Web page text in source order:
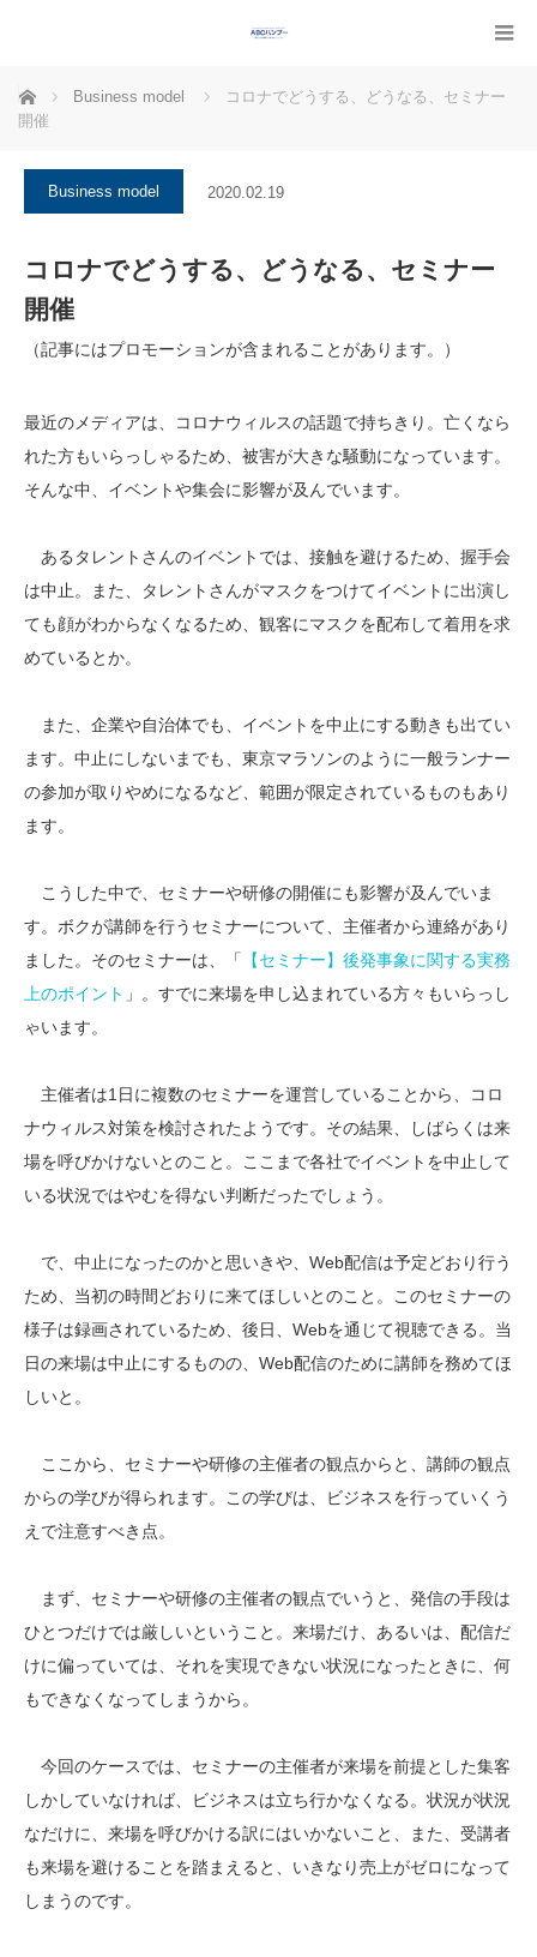
ホーム Business model
コロナでどうする、どうなる、セミナー
開催
Business model 2020.02.19
コロナでどうする、どうなる、セミナー
開催
（記事にはプロモーションが含まれることがあります。）
最近のメディアは、コロナウィルスの話題で持ちきり。亡くなら
れた方もいらっしゃるため、被害が大きな騒動になっています。
そんな中、イベントや集会に影響が及んでいます。
あるタレントさんのイベントでは、接触を避けるため、握手会
は中止。また、タレントさんがマスクをつけてイベントに出演し
ても顔がわからなくなるため、観客にマスクを配布して着用を求
めているとか。
また、企業や自治体でも、イベントを中止にする動きも出てい
ます。中止にしないまでも、東京マラソンのように一般ランナー
の参加が取りやめになるなど、範囲が限定されているものもあり
ます。
こうした中で、セミナーや研修の開催にも影響が及んでいま
す。ボクが講師を行うセミナーについて、主催者から連絡があり
ました。そのセミナーは、「
【セミナー】後発事象に関する実務
上のポイント 」。すでに来場を申し込まれている方々もいらっし
ゃいます。
主催者は1日に複数のセミナーを運営していることから、コロ
ナウィルス対策を検討されたようです。その結果、しばらくは来
場を呼びかけないとのこと。ここまで各社でイベントを中止して
いる状況ではやむを得ない判断だったでしょう。
で、中止になったのかと思いきや、Web配信は予定どおり行う
ため、当初の時間どおりに来てほしいとのこと。このセミナーの
様子は録画されているため、後日、Webを通じて視聴できる。当
日の来場は中止にするものの、Web配信のために講師を務めてほ
しいと。
ここから、セミナーや研修の主催者の観点からと、講師の観点
からの学びが得られます。この学びは、ビジネスを行っていくう
えで注意すべき点。
まず、セミナーや研修の主催者の観点でいうと、発信の手段は
ひとつだけでは厳しいということ。来場だけ、あるいは、配信だ
けに偏っていては、それを実現できない状況になったときに、何
もできなくなってしまうから。
今回のケースでは、セミナーの主催者が来場を前提とした集客
しかしていなければ、ビジネスは立ち行かなくなる。状況が状況
なだけに、来場を呼びかける訳にはいかないこと、また、受講者
も来場を避けることを踏まえると、いきなり売上がゼロになって
しまうのです。